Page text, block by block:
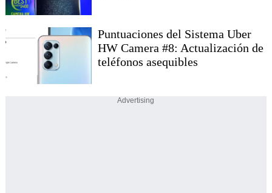
Puntuaciones del Sistema Uber
HW Camera #8: Actualización de
teléfonos asequibles
Advertising